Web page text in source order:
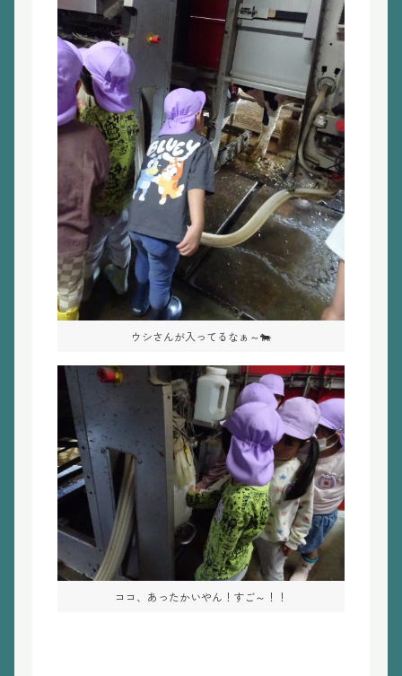
ウシさんが入ってるなぁ～🐄
ココ、あったかいやん！すご～！！